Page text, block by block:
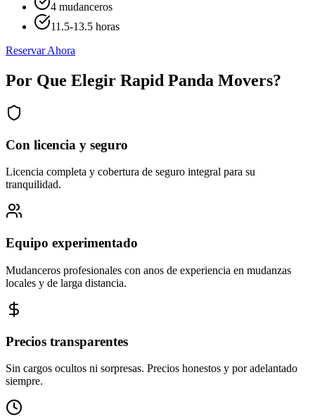
4 mudanceros
11.5-13.5 horas
Reservar Ahora
Por Que Elegir Rapid Panda Movers?
Con licencia y seguro
Licencia completa y cobertura de seguro integral para su
tranquilidad.
Equipo experimentado
Mudanceros profesionales con anos de experiencia en mudanzas
locales y de larga distancia.
Precios transparentes
Sin cargos ocultos ni sorpresas. Precios honestos y por adelantado
siempre.